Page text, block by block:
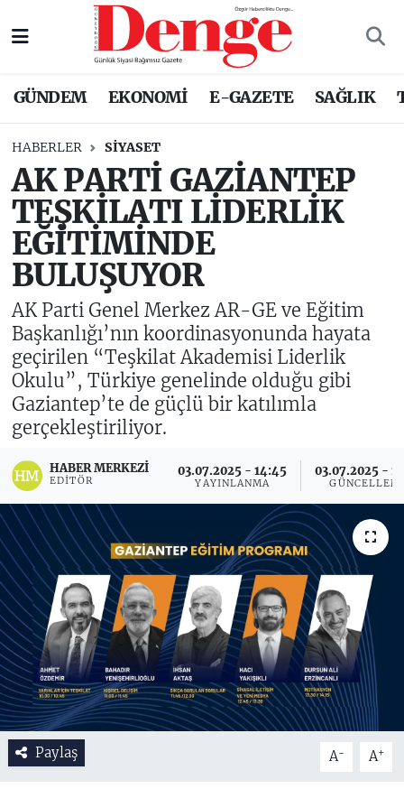
GÜNDEM EKONOMİ E-GAZETE SAĞLIK
HABERLER SİYASET
AK PARTİ GAZİANTEP
TEŞKİLATI LİDERLİK
EĞİTİMİNDE
BULUŞUYOR
AK Parti Genel Merkez AR-GE ve Eğitim
Başkanlığı’nın koordinasyonunda hayata
geçirilen “Teşkilat Akademisi Liderlik
Okulu”, Türkiye genelinde olduğu gibi
Gaziantep’te de güçlü bir katılımla
gerçekleştiriliyor.
HABER MERKEZI
EDITÖR
03.07.2025 - 14:45
YAYINLANMA
03.07.2025 -
Paylaş A- A+
Nöbetçi Eczaneler
Trafik Durumu
Süper Lig Puan Durumu ve Fikstür
Tüm Manşetler
Son Dakika Haberleri
Haber Arşivi